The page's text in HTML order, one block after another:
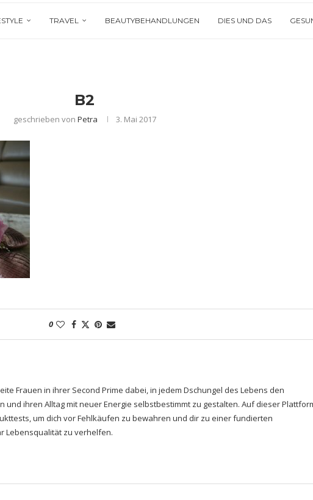
TRAVEL BEAUTYBEHANDLUNGEN DIES UND DAS
B2
geschrieben von Petra 3. Mai 2017
0
Frauen in ihrer Second Prime dabei, in jedem Dschungel des Lebens den
und ihren Alltag mit neuer Energie selbstbestimmt zu gestalten. Auf dieser
um dich vor Fehlkäufen zu bewahren und dir zu einer fundierten
Lebensqualität zu verhelfen.